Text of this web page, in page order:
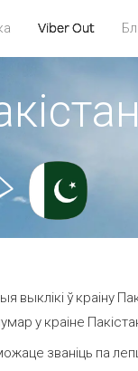
Viber Out
ў краіну
у краіне Пакістан
званіць па